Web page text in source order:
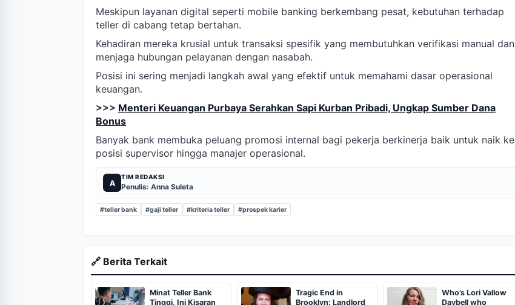
Meskipun layanan digital seperti mobile banking berkembang pesat, kebutuhan terhadap
teller di cabang tetap bertahan.
Kehadiran mereka krusial untuk transaksi spesifik yang membutuhkan verifikasi manual dan
menjaga hubungan pelayanan dengan nasabah.
Posisi ini sering menjadi langkah awal yang efektif untuk memahami dasar operasional
keuangan.
>>> Menteri Keuangan Purbaya Serahkan Sapi Kurban Pribadi, Ungkap Sumber Dana
Bonus
Banyak bank membuka peluang promosi internal bagi pekerja berkinerja baik untuk naik ke
posisi supervisor hingga manajer operasional.
A
TIM REDAKSI
Penulis: Anna Suleta
#teller bank #gaji teller #kriteria teller #prospek karier
🔗 Berita Terkait
Minat Teller Bank
Tinggi, Ini Kisaran
Tragic End in
Brooklyn: Landlord
Who’s Lori Vallow
Daybell who